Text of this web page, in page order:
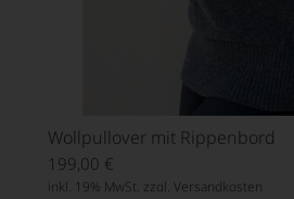
Wollpullover mit Rippenbord
199,00 €
inkl. 19% MwSt. zzgl. Versandkosten